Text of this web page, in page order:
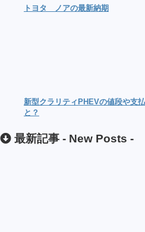
トヨタ ノアの最新納期
新型クラリティPHEVの値段や支
と？
最新記事 - New Posts -